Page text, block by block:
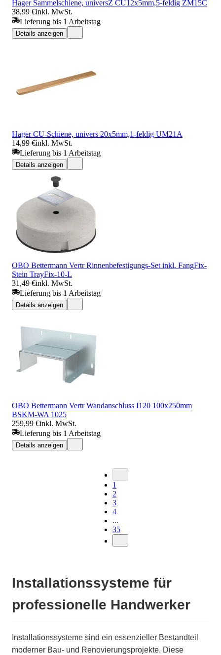
Hager Sammelschiene, universZ CU12x5mm,5-feldig ZM15C
38,99 €inkl. MwSt.
Lieferung bis 1 Arbeitstag
Details anzeigen
Hager CU-Schiene, univers 20x5mm,1-feldig UM21A
14,99 €inkl. MwSt.
Lieferung bis 1 Arbeitstag
Details anzeigen
OBO Bettermann Vertr Rinnenbefestigungs-Set inkl. FangFix-
Stein TrayFix-10-L
31,49 €inkl. MwSt.
Lieferung bis 1 Arbeitstag
Details anzeigen
OBO Bettermann Vertr Wandanschluss I120 100x250mm
BSKM-WA 1025
259,99 €inkl. MwSt.
Lieferung bis 1 Arbeitstag
Details anzeigen
1
2
3
4
...
35
Installationssysteme für
professionelle Handwerker
Installationssysteme sind ein essenzieller Bestandteil
moderner Bau- und Renovierungsprojekte. Diese